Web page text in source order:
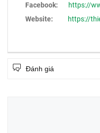
Facebook:
https://
Website:
https://
Đánh giá